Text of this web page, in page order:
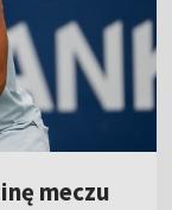
meczu